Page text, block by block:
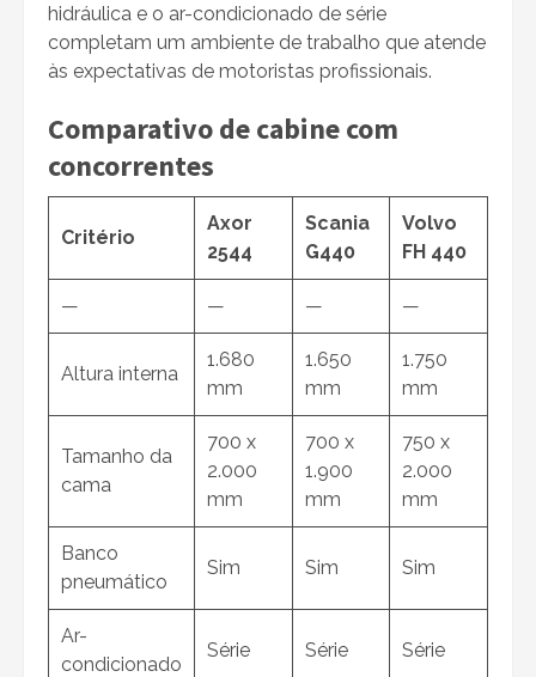
hidráulica e o ar-condicionado de série
completam um ambiente de trabalho que atende
às expectativas de motoristas profissionais.
Comparativo de cabine com
concorrentes
Critério
Axor
2544
Scania
G440
Volvo
FH 440
— — — —
Altura interna
1.680
mm
1.650
mm
1.750
mm
Tamanho da
cama
700 x
2.000
mm
700 x
1.900
mm
750 x
2.000
mm
Banco
pneumático
Sim Sim Sim
Ar-
condicionado
Série Série Série